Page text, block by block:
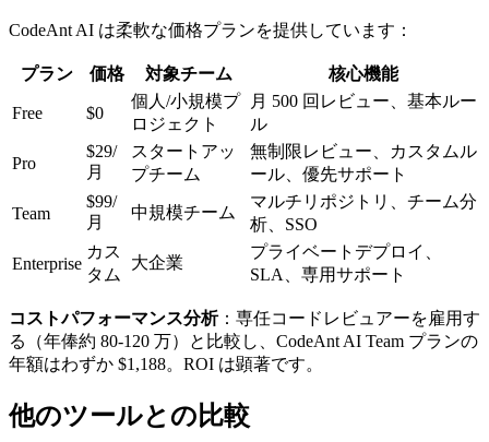
CodeAnt AI は柔軟な価格プランを提供しています：
プラン 価格 対象チーム 核心機能
Free $0
個人/小規模プ
ロジェクト
月 500 回レビュー、基本ルー
ル
Pro
$29/
月
スタートアッ
プチーム
無制限レビュー、カスタムル
ール、優先サポート
Team
$99/
月
中規模チーム
マルチリポジトリ、チーム分
析、SSO
Enterprise
カス
タム
大企業
プライベートデプロイ、
SLA、専用サポート
コストパフォーマンス分析：専任コードレビュアーを雇用す
る（年俸約 80-120 万）と比較し、CodeAnt AI Team プランの
年額はわずか $1,188。ROI は顕著です。
他のツールとの比較